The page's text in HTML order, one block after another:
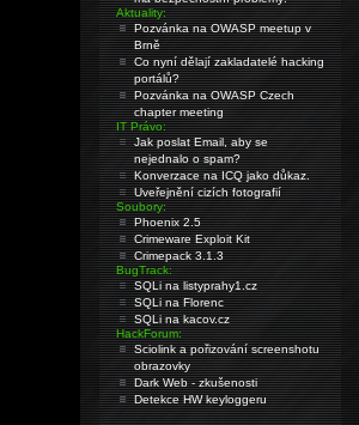
Aktuality:
Pozvánka na OWASP meetup v
Brně
Co nyní dělají zakladatelé hacking
portálů?
Pozvánka na OWASP Czech
chapter meeting
IT Právo:
Jak poslat Email, aby se
nejednalo o spam?
Konverzace na ICQ jako důkaz.
Uveřejnění cizích fotografií
Soubory:
Phoenix 2.5
Crimeware Exploit Kit
Crimepack 3.1.3
BugTrack:
SQLi na listyprahy1.cz
SQLi na Florenc
SQLi na kacov.cz
HackForum:
Sciolink a pořizování screenshotu
obrazovky
Dark Web - zkušenosti
Detekce HW keyloggeru